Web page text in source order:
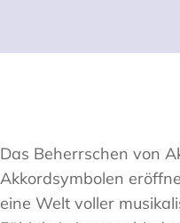
Das Beherrschen von
Akkordsymbolen
eine Welt voller